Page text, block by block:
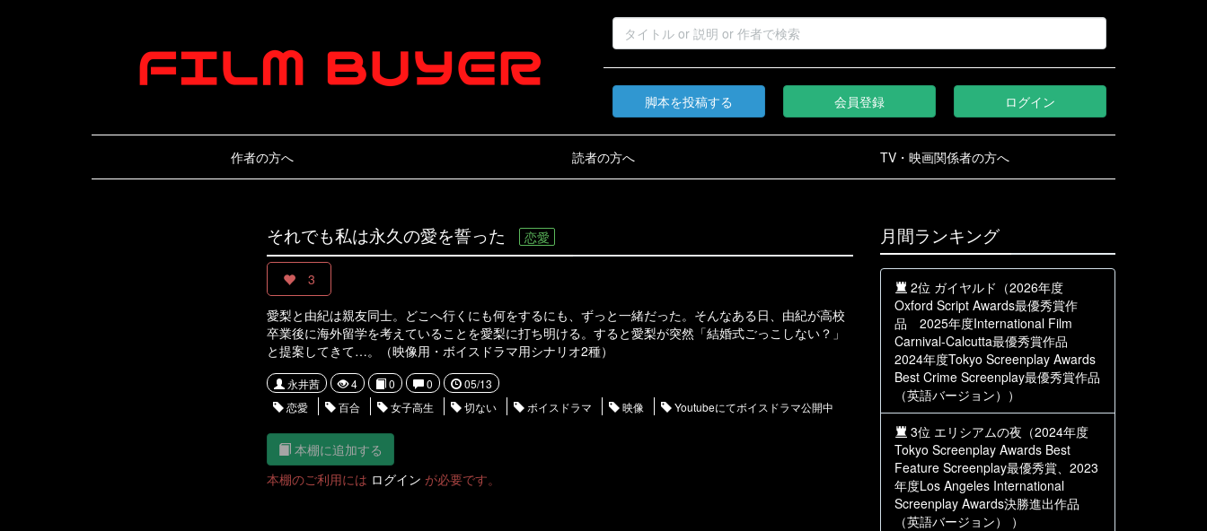
脚本を投稿する 会員登録 ログイン
作者の方へ 読者の方へ TV・映画関係者の方へ
それでも私は永久の愛を誓った 恋愛
3
愛梨と由紀は親友同士。どこへ行くにも何をするにも、ずっと一緒だった。そんなある日、由紀が高校
卒業後に海外留学を考えていることを愛梨に打ち明ける。すると愛梨が突然「結婚式ごっこしない？」
と提案してきて…。（映像用・ボイスドラマ用シナリオ2種）
永井茜 4 0 0
05/13
恋愛
百合 女子高生 切ない ボイスドラマ 映像 Youtubeにてボイスドラマ公開中
本棚に追加する
本棚のご利用には ログイン が必要です。
月間ランキング
2位 ガイヤルド（2026年度
Oxford Script Awards最優秀賞作
品 2025年度International Film
Carnival-Calcutta最優秀賞作品
2024年度Tokyo Screenplay Awards
Best Crime Screenplay最優秀賞作品
（英語バージョン））
3位 エリシアムの夜（2024年度
Tokyo Screenplay Awards Best
Feature Screenplay最優秀賞、2023
年度Los Angeles International
Screenplay Awards決勝進出作品
（英語バージョン） ）